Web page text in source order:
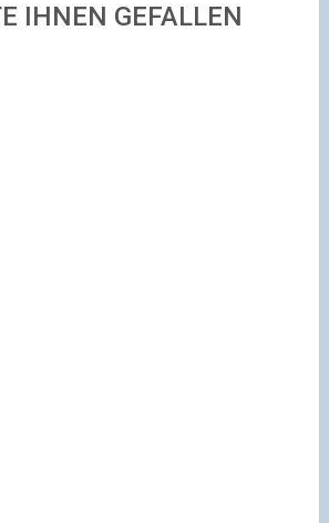
IHNEN GEFALLEN